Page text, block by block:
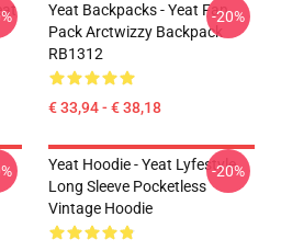
Yeat Backpacks - Yeat Fan
Pack Arctwizzy Backpack
RB1312
€ 33,94 - € 38,18
-20%
Yeat Hoodie - Yeat Lyfestyle
Long Sleeve Pocketless
Vintage Hoodie
-20%